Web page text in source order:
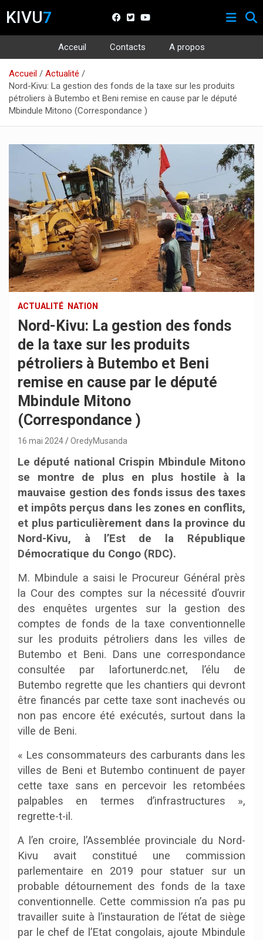
KIVU7
Acceuil Contacts
A propos
contenu
Accueil
Actualité
Nord-Kivu: La gestion des fonds de la taxe sur les produits
pétroliers à Butembo et Beni remise en cause par le député
Mbindule Mitono (Correspondance )
ACTUALITÉ NATION
Nord-Kivu: La gestion des fonds
de la taxe sur les produits
pétroliers à Butembo et Beni
remise en cause par le député
Mbindule Mitono
(Correspondance )
16 mai 2024 OredyMusanda
Le député national Crispin Mbindule Mitono
se montre de plus en plus hostile à la
mauvaise gestion des fonds issus des taxes
et impôts perçus dans les zones en conflits,
et plus particulièrement dans la province du
Nord-Kivu, à l’Est de la République
Démocratique du Congo (RDC).
M. Mbindule a saisi le Procureur Général près
la Cour des comptes sur la nécessité d’ouvrir
des enquêtes urgentes sur la gestion des
comptes de fonds de la taxe conventionnelle
sur les produits pétroliers dans les villes de
Butembo et Beni. Dans une correspondance
consultée par lafortunerdc.net, l’élu de
Butembo regrette que les chantiers qui devront
être financés par cette taxe sont inachevés ou
non pas encore été exécutés, surtout dans la
ville de Beni.
« Les consommateurs des carburants dans les
villes de Beni et Butembo continuent de payer
cette taxe sans en percevoir les retombées
palpables en termes d’infrastructures »,
regrette-t-il.
A l’en croire, l’Assemblée provinciale du Nord-
Kivu avait constitué une commission
parlementaire en 2019 pour statuer sur un
probable détournement des fonds de la taxe
conventionnelle. Cette commission n’a pas pu
travailler suite à l’instauration de l’état de siège
par le chef de l’Etat congolais, ajoute Mbindule